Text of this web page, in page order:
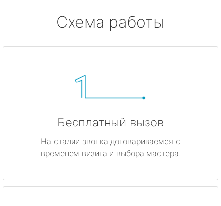
Схема работы
Бесплатный вызов
На стадии звонка договариваемся с
временем визита и выбора мастера.